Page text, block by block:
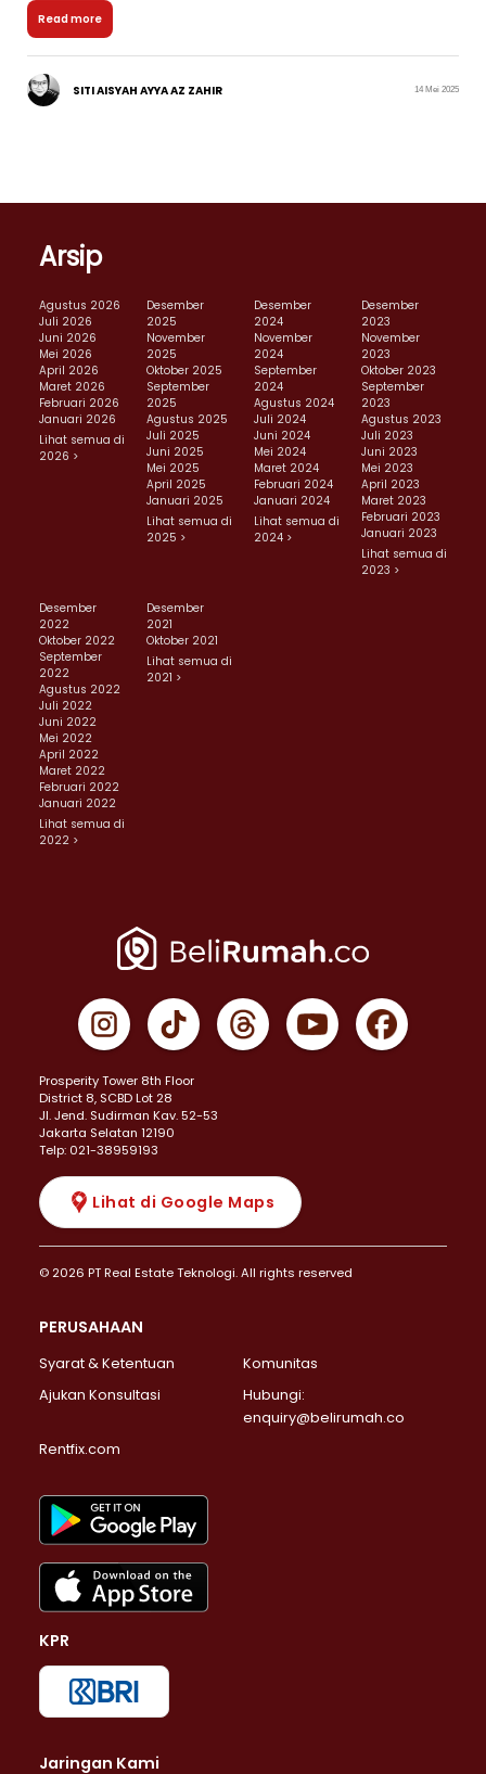
Read more
SITI AISYAH AYYA AZ ZAHIR 14 Mei 2025
Arsip
Agustus 2026
Juli 2026
Juni 2026
Mei 2026
April 2026
Maret 2026
Februari 2026
Januari 2026
Lihat semua di
2026 >
Desember
2025
November
2025
Oktober 2025
September
2025
Agustus 2025
Juli 2025
Juni 2025
Mei 2025
April 2025
Januari 2025
Lihat semua di
2025 >
Desember
2024
November
2024
September
2024
Agustus 2024
Juli 2024
Juni 2024
Mei 2024
Maret 2024
Februari 2024
Januari 2024
Lihat semua di
2024 >
Desember
2023
November
2023
Oktober 2023
September
2023
Agustus 2023
Juli 2023
Juni 2023
Mei 2023
April 2023
Maret 2023
Februari 2023
Januari 2023
Lihat semua di
2023 >
Desember
2022
Oktober 2022
September
2022
Agustus 2022
Juli 2022
Juni 2022
Mei 2022
April 2022
Maret 2022
Februari 2022
Januari 2022
Lihat semua di
2022 >
Desember
2021
Oktober 2021
Lihat semua di
2021 >
Prosperity Tower 8th Floor
District 8, SCBD Lot 28
JI. Jend. Sudirman Kav. 52-53
Jakarta Selatan 12190
Telp: 021-38959193
Lihat di Google Maps
© 2026 PT Real Estate Teknologi. All rights reserved
PERUSAHAAN
Syarat & Ketentuan
Komunitas
Ajukan Konsultasi
Hubungi:
enquiry@belirumah.co
Rentfix.com
KPR
Jaringan Kami